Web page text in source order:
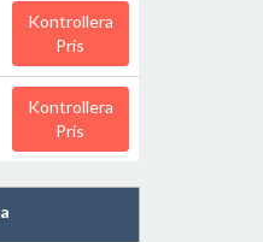
Kontrollera
Pris
Kontrollera
Pris